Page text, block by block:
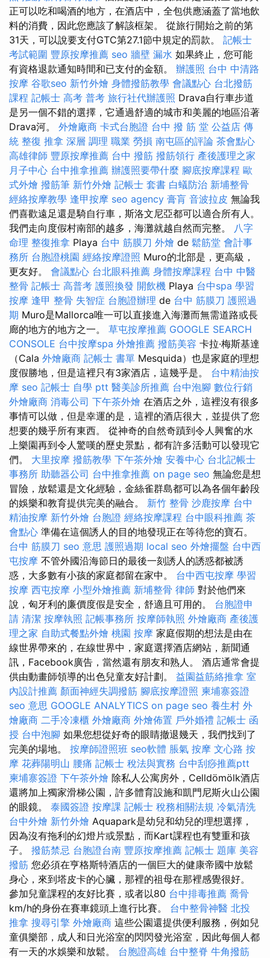
正可以吃和喝酒的地方，在酒店中，全包供應涵蓋了當地飲
料的消費，因此您應該了解該框架。 從旅行開始之前的第
31天，可以說要支付GTC第27.1節中規定的罰款。 記帳士
考試範圍 豐原按摩推薦 seo 牆壁 漏水 如果終止，您可能
有資格退款通知時間和已支付的金額。 辦護照 台中 中清路
按摩 谷歌seo 新竹外燴 身體撥筋教學 會議點心 台北撥筋
課程 記帳士 高考 普考 旅行社代辦護照 Drava自行車步道
是另一個不錯的選擇，它通過舒適的城市和美麗的地區沿著
Drava河。 外燴廠商 卡式台胞證 台中 撥 筋 堂 公益店 傳
統 整復 推拿 深層 調理 職業 勞損 南屯區的評論 茶會點心
高雄律師 豐原按摩推薦 台中 撥筋 撥筋領行 產後護理之家
月子中心 台中推拿推薦 辦護照要帶什麼 腳底按摩課程 歐
式外燴 撥筋筆 新竹外燴 記帳士 套書 白蟻防治 新埔整骨
經絡按摩教學 逢甲按摩 seo agency 膏肓 音波拉皮 無論我
們喜歡遠足還是騎自行車，斯洛文尼亞都可以適合所有人。
我們走向度假村南部的越多，海灘就越自然而完整。 八字
命理 整復推拿 Playa 台中 筋膜刀 外燴 de 鬆筋堂 會計事
務所 台胞證桃園 經絡按摩證照 Muro的北部是，更高級，
更友好。 會議點心 台北眼科推薦 身體按摩課程 台中 中醫
整骨 記帳士 高普考 護照換發 開飲機 Playa 台中spa 學習
按摩 逢甲 整骨 失智症 台胞證辦理 de 台中 筋膜刀 護照過
期 Muro是Mallorca唯一可以直接進入海灘而無需道路或長
廊的地方的地方之一。 草屯按摩推薦 GOOGLE SEARCH
CONSOLE 台中按摩spa 外燴推薦 撥筋美容 卡拉·梅斯基達
（Cala 外燴廠商 記帳士 書單 Mesquida）也是家庭的理想
度假勝地，但是這裡只有3家酒店，這幾乎是。 台中精油按
摩 seo 記帳士 自學 ptt 醫美診所推薦 台中泡腳 數位行銷
外燴廠商 消毒公司 下午茶外燴 在酒店之外，這裡沒有很多
事情可以做，但是幸運的是，這裡的酒店很大，並提供了您
想要的幾乎所有東西。 從神奇的自然奇蹟到令人興奮的水
上樂園再到令人驚嘆的歷史景點，都有許多活動可以發現它
們。 大里按摩 撥筋教學 下午茶外燴 安養中心 台北記帳士
事務所 助聽器公司 台中推拿推薦 on page seo 無論您是想
冒險，放鬆還是文化經驗，金絲雀群島都可以為各個年齡段
的娛樂和教育提供完美的融合。 新竹 整骨 沙鹿按摩 台中
精油按摩 新竹外燴 台胞證 經絡按摩課程 台中眼科推薦 茶
會點心 準備在這個誘人的目的地發現正在等待您的寶石。
台中 筋膜刀 seo 意思 護照過期 local seo 外燴擺盤 台中西
屯按摩 不管外國沿海節日的最後一刻誘人的誘惑都被誘
惑，大多數有小孩的家庭都留在家中。 台中西屯按摩 學習
按摩 西屯按摩 小型外燴推薦 新埔整骨 律師 對於他們來
說，匈牙利的廉價度假是安全，舒適且可用的。 台胞證申
請 清潔 按摩執照 記帳事務所 按摩師執照 外燴廠商 產後護
理之家 自助式餐點外燴 桃園 按摩 家庭假期的想法是由在
線世界帶來的，在線世界中，家庭選擇酒店網站，新聞通
訊，Facebook廣告，當然還有朋友和熟人。 酒店通常會提
供由動畫師領導的出色兒童友好計劃。 益園益筋絡推拿 室
內設計推薦 顏面神經失調撥筋 腳底按摩證照 柬埔寨簽證
seo 意思 GOOGLE ANALYTICS on page seo 養生村 外
燴廠商 二手冷凍櫃 外燴廠商 外燴佈置 戶外婚禮 記帳士 函
授 台中泡腳 如果您想從好奇的眼睛撤退幾天，我們找到了
完美的場地。 按摩師證照班 seo軟體 脹氣 按摩 文心路 按
摩 花葬陽明山 腰痛 記帳士 稅法與實務 台中刮痧推薦ptt
柬埔寨簽證 下午茶外燴 除私人公寓房外，Celldömölk酒店
還將加上獨家滑梯公園，許多體育設施和凱門尼斯火山公園
的眼鏡。 泰國簽證 按摩課 記帳士 稅務相關法規 冷氣清洗
台中外燴 新竹外燴 Aquapark是幼兒和幼兒的理想選擇，
因為沒有拖利的幻燈片或景點，而Kart課程也有雙重和孩
子。 撥筋禁忌 台胞證台南 豐原按摩推薦 記帳士 題庫 美容
撥筋 您必須在亨格斯特酒店的一個巨大的健康帝國中放鬆
身心，來到塔皮卡的心臟，那裡的祖母在那裡感覺很好。
參加兒童課程的友好比賽，或者以80 台中排毒推薦 喬骨
km/h的身份在賽車鏡頭上進行比賽。 台中整骨神醫 北投
推拿 搜尋引擎 外燴廠商 這些公園還提供便利服務，例如兒
童俱樂部，成人和日光浴室的閃閃發光浴室，因此每個人都
有一天的水娛樂和放鬆。 台胞證高雄 台中整脊 牛角撥筋